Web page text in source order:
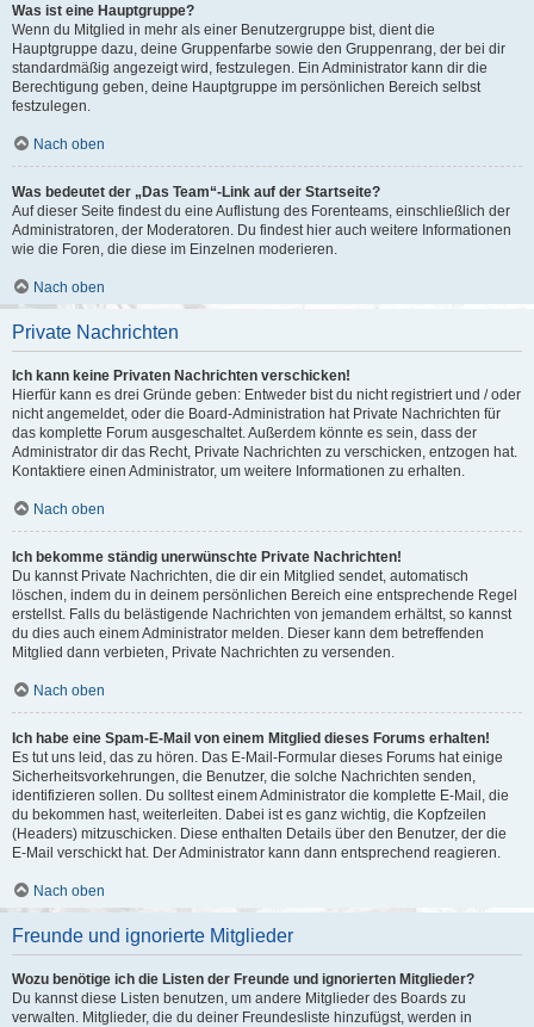
Was ist eine Hauptgruppe?
Wenn du Mitglied in mehr als einer Benutzergruppe bist, dient die
Hauptgruppe dazu, deine Gruppenfarbe sowie den Gruppenrang, der bei dir
standardmäßig angezeigt wird, festzulegen. Ein Administrator kann dir die
Berechtigung geben, deine Hauptgruppe im persönlichen Bereich selbst
festzulegen.
Nach oben
Was bedeutet der „Das Team“-Link auf der Startseite?
Auf dieser Seite findest du eine Auflistung des Forenteams, einschließlich der
Administratoren, der Moderatoren. Du findest hier auch weitere Informationen
wie die Foren, die diese im Einzelnen moderieren.
Nach oben
Private Nachrichten
Ich kann keine Privaten Nachrichten verschicken!
Hierfür kann es drei Gründe geben: Entweder bist du nicht registriert und / oder
nicht angemeldet, oder die Board-Administration hat Private Nachrichten für
das komplette Forum ausgeschaltet. Außerdem könnte es sein, dass der
Administrator dir das Recht, Private Nachrichten zu verschicken, entzogen hat.
Kontaktiere einen Administrator, um weitere Informationen zu erhalten.
Nach oben
Ich bekomme ständig unerwünschte Private Nachrichten!
Du kannst Private Nachrichten, die dir ein Mitglied sendet, automatisch
löschen, indem du in deinem persönlichen Bereich eine entsprechende Regel
erstellst. Falls du belästigende Nachrichten von jemandem erhältst, so kannst
du dies auch einem Administrator melden. Dieser kann dem betreffenden
Mitglied dann verbieten, Private Nachrichten zu versenden.
Nach oben
Ich habe eine Spam-E-Mail von einem Mitglied dieses Forums erhalten!
Es tut uns leid, das zu hören. Das E-Mail-Formular dieses Forums hat einige
Sicherheitsvorkehrungen, die Benutzer, die solche Nachrichten senden,
identifizieren sollen. Du solltest einem Administrator die komplette E-Mail, die
du bekommen hast, weiterleiten. Dabei ist es ganz wichtig, die Kopfzeilen
(Headers) mitzuschicken. Diese enthalten Details über den Benutzer, der die
E-Mail verschickt hat. Der Administrator kann dann entsprechend reagieren.
Nach oben
Freunde und ignorierte Mitglieder
Wozu benötige ich die Listen der Freunde und ignorierten Mitglieder?
Du kannst diese Listen benutzen, um andere Mitglieder des Boards zu
verwalten. Mitglieder, die du deiner Freundesliste hinzufügst, werden in